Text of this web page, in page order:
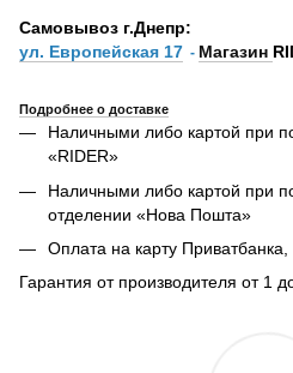
Самовывоз г.Днепр:
ул. Европейская 17 - Магазин
Подробнее о доставке
Наличными либо картой при
«RIDER»
Наличными либо картой при
отделении «Нова Пошта»
Оплата на карту
Гарантия от производителя от 1